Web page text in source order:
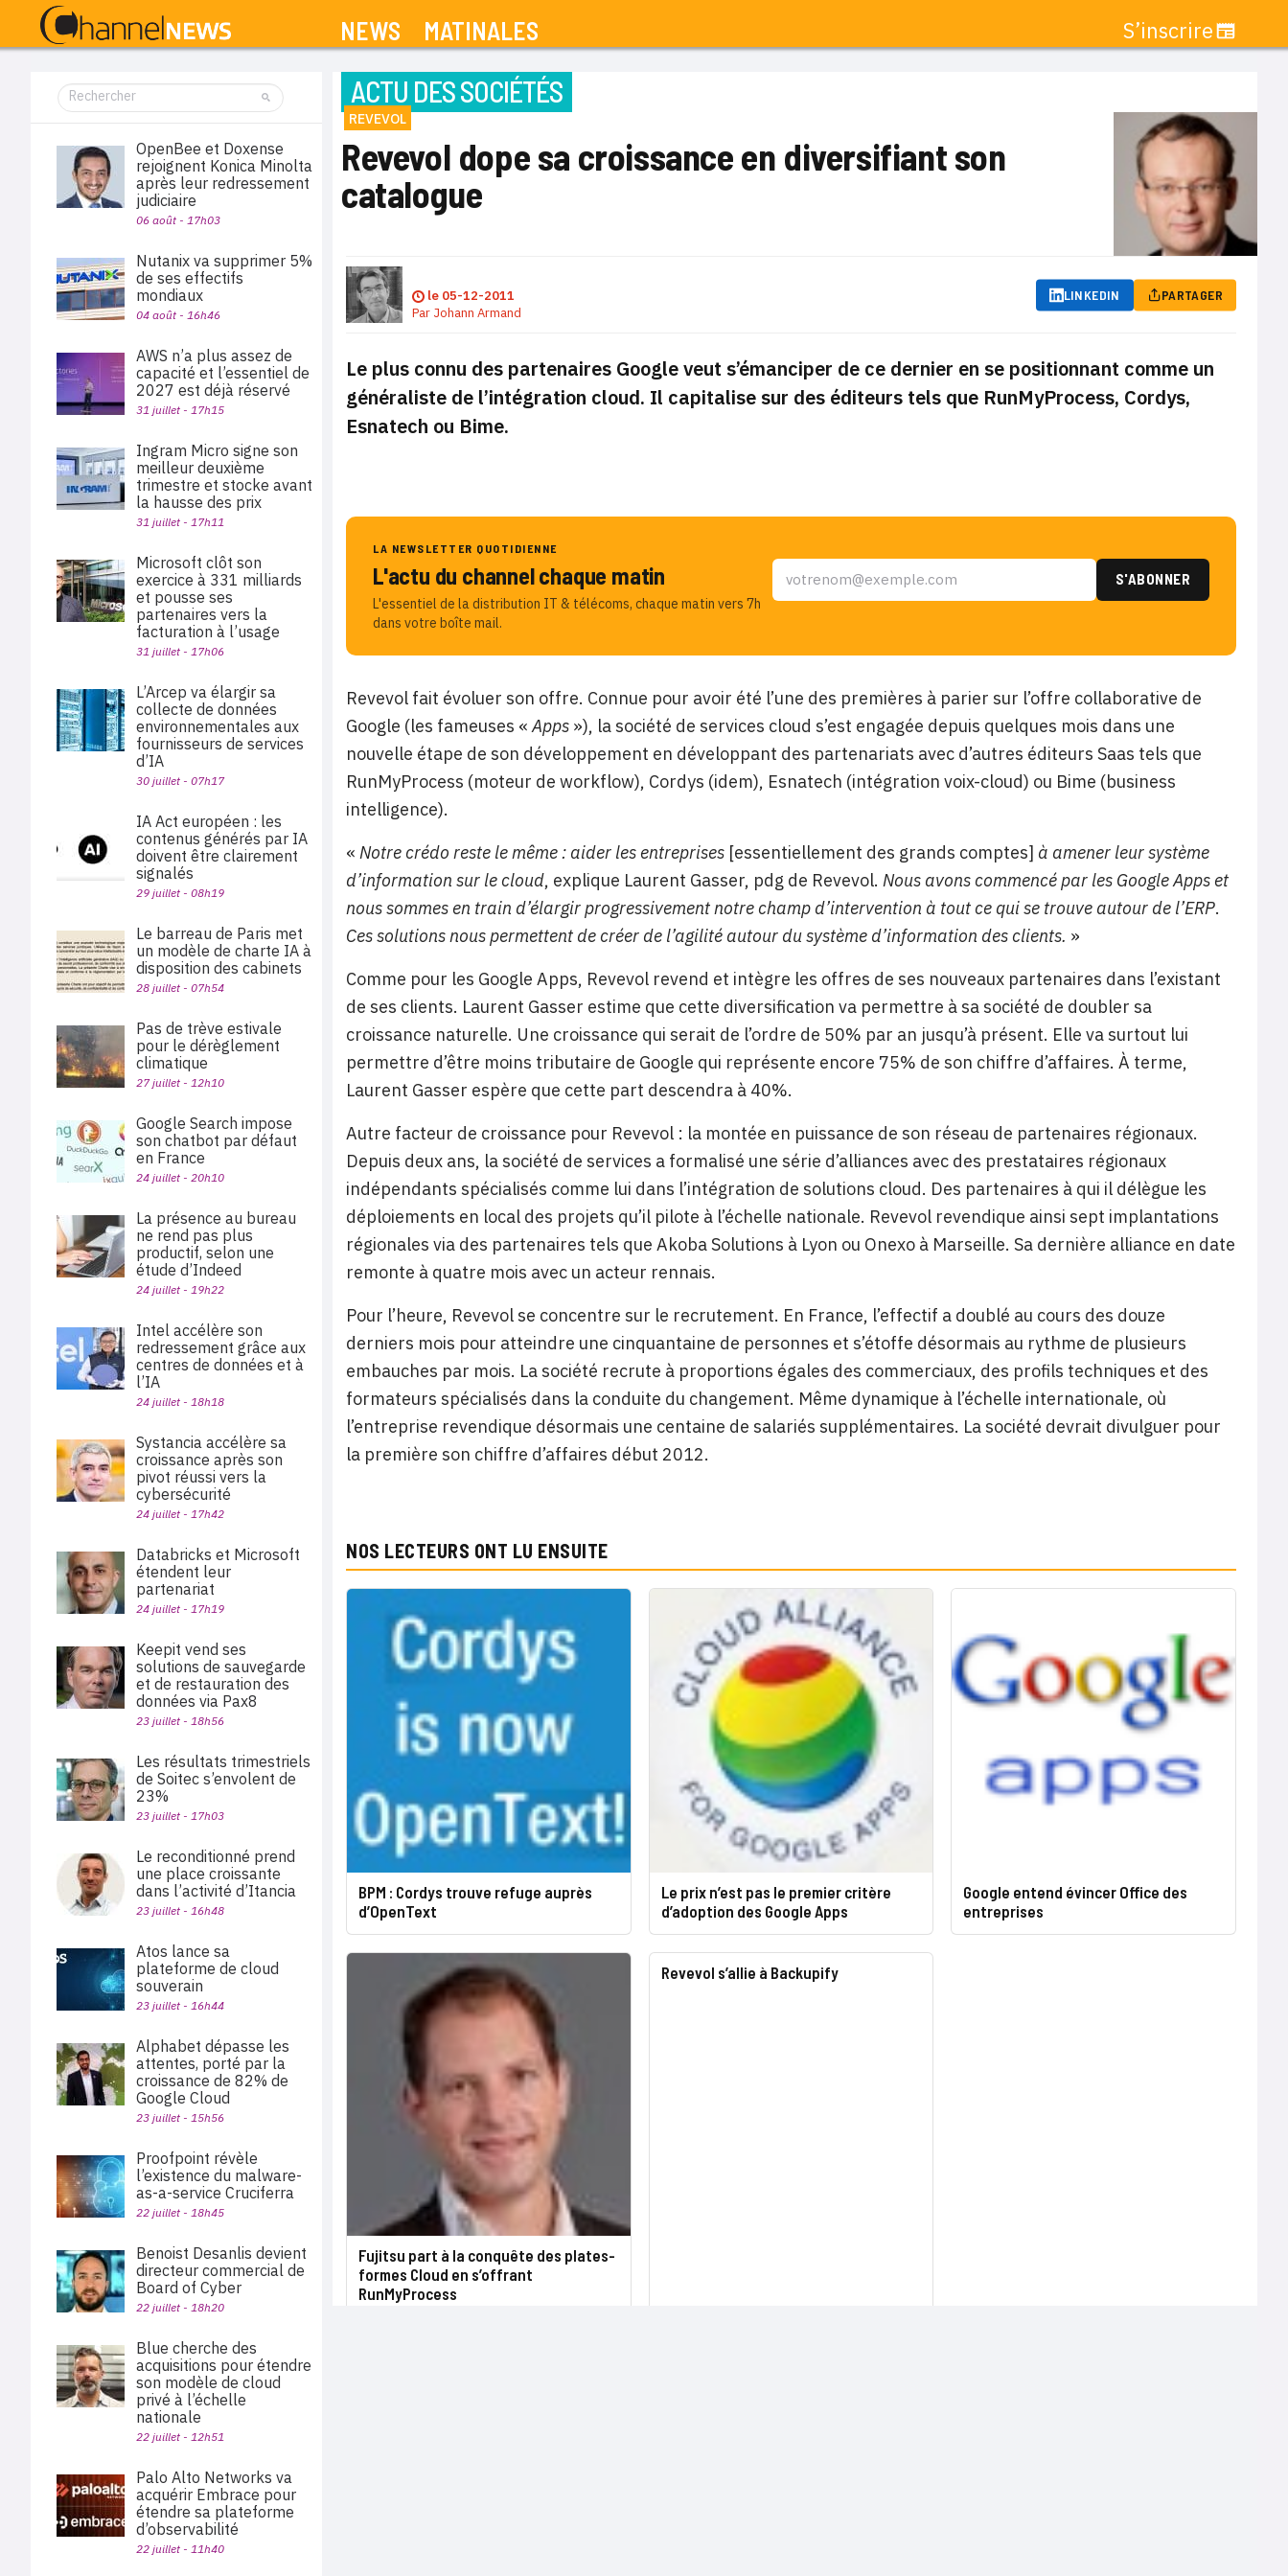
NEWS MATINALES S’inscrire
ACTU DES SOCIÉTÉS
REVEVOL
Revevol dope sa croissance en diversifiant son
catalogue
le 05-12-2011
Par Johann Armand
LINKEDIN PARTAGER
Le plus connu des partenaires Google veut s’émanciper de ce dernier en se positionnant comme un
généraliste de l’intégration cloud. Il capitalise sur des éditeurs tels que RunMyProcess, Cordys,
Esnatech ou Bime.
LA NEWSLETTER QUOTIDIENNE
L'actu du channel chaque matin
L'essentiel de la distribution IT & télécoms, chaque matin vers 7h
dans votre boîte mail.
Revevol fait évoluer son offre. Connue pour avoir été l’une des premières à parier sur l’offre collaborative de
Google (les fameuses «Apps »), la société de services cloud s’est engagée depuis quelques mois dans une
nouvelle étape de son développement en développant des partenariats avec d’autres éditeurs Saas tels que
RunMyProcess (moteur de workflow), Cordys (idem), Esnatech (intégration voix-cloud) ou Bime (business
intelligence).
« Notre crédo reste le même : aider les entreprises [essentiellement des grands comptes] à amener leur système
d’information sur le cloud, explique Laurent Gasser, pdg de Revevol. Nous avons commencé par les Google Apps et
nous sommes en train d’élargir progressivement notre champ d’intervention à tout ce qui se trouve autour de l’ERP.
Ces solutions nous permettent de créer de l’agilité autour du système d’information des clients. »
Comme pour les Google Apps, Revevol revend et intègre les offres de ses nouveaux partenaires dans l’existant
de ses clients. Laurent Gasser estime que cette diversification va permettre à sa société de doubler sa
croissance naturelle. Une croissance qui serait de l’ordre de 50% par an jusqu’à présent. Elle va surtout lui
permettre d’être moins tributaire de Google qui représente encore 75% de son chiffre d’affaires. À terme,
Laurent Gasser espère que cette part descendra à 40%.
Autre facteur de croissance pour Revevol : la montée en puissance de son réseau de partenaires régionaux.
Depuis deux ans, la société de services a formalisé une série d’alliances avec des prestataires régionaux
indépendants spécialisés comme lui dans l’intégration de solutions cloud. Des partenaires à qui il délègue les
déploiements en local des projets qu’il pilote à l’échelle nationale. Revevol revendique ainsi sept implantations
régionales via des partenaires tels que Akoba Solutions à Lyon ou Onexo à Marseille. Sa dernière alliance en date
remonte à quatre mois avec un acteur rennais.
Pour l’heure, Revevol se concentre sur le recrutement. En France, l’effectif a doublé au cours des douze
derniers mois pour atteindre une cinquantaine de personnes et s’étoffe désormais au rythme de plusieurs
embauches par mois. La société recrute à proportions égales des commerciaux, des profils techniques et des
formateurs spécialisés dans la conduite du changement. Même dynamique à l’échelle internationale, où
l’entreprise revendique désormais une centaine de salariés supplémentaires. La société devrait divulguer pour
la première son chiffre d’affaires début 2012.
NOS LECTEURS ONT LU ENSUITE
BPM : Cordys trouve refuge auprès
d’OpenText
Le prix n’est pas le premier critère
d’adoption des Google Apps
Google entend évincer Office des
entreprises
Fujitsu part à la conquête des plates-
formes Cloud en s’offrant
RunMyProcess
Revevol s’allie à Backupify
OpenBee et Doxense
rejoignent Konica Minolta
après leur redressement
judiciaire
06 août - 17h03
Nutanix va supprimer 5%
de ses effectifs
mondiaux
04 août - 16h46
AWS n’a plus assez de
capacité et l’essentiel de
2027 est déjà réservé
31 juillet - 17h15
Ingram Micro signe son
meilleur deuxième
trimestre et stocke avant
la hausse des prix
31 juillet - 17h11
Microsoft clôt son
exercice à 331 milliards
et pousse ses
partenaires vers la
facturation à l’usage
31 juillet - 17h06
L’Arcep va élargir sa
collecte de données
environnementales aux
fournisseurs de services
d’IA
30 juillet - 07h17
IA Act européen : les
contenus générés par IA
doivent être clairement
signalés
29 juillet - 08h19
Le barreau de Paris met
un modèle de charte IA à
disposition des cabinets
28 juillet - 07h54
Pas de trève estivale
pour le dérèglement
climatique
27 juillet - 12h10
Google Search impose
son chatbot par défaut
en France
24 juillet - 20h10
La présence au bureau
ne rend pas plus
productif, selon une
étude d’Indeed
24 juillet - 19h22
Intel accélère son
redressement grâce aux
centres de données et à
l’IA
24 juillet - 18h18
Systancia accélère sa
croissance après son
pivot réussi vers la
cybersécurité
24 juillet - 17h42
Databricks et Microsoft
étendent leur
partenariat
24 juillet - 17h19
Keepit vend ses
solutions de sauvegarde
et de restauration des
données via Pax8
23 juillet - 18h56
Les résultats trimestriels
de Soitec s’envolent de
23%
23 juillet - 17h03
Le reconditionné prend
une place croissante
dans l’activité d’Itancia
23 juillet - 16h48
Atos lance sa
plateforme de cloud
souverain
23 juillet - 16h44
Alphabet dépasse les
attentes, porté par la
croissance de 82% de
Google Cloud
23 juillet - 15h56
Proofpoint révèle
l’existence du malware-
as-a-service Cruciferra
22 juillet - 18h45
Benoist Desanlis devient
directeur commercial de
Board of Cyber
22 juillet - 18h20
Blue cherche des
acquisitions pour étendre
son modèle de cloud
privé à l’échelle
nationale
22 juillet - 12h51
Palo Alto Networks va
acquérir Embrace pour
étendre sa plateforme
d’observabilité
22 juillet - 11h40